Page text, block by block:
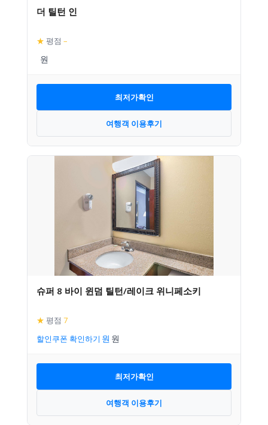
더 틸턴 인
★ 평점 –
최저가확인
여행객 이용후기
슈퍼 8 바이 윈덤 틸턴/레이크 위니페소키
★ 평점 7
할인쿠폰 확인하기
최저가확인
여행객 이용후기